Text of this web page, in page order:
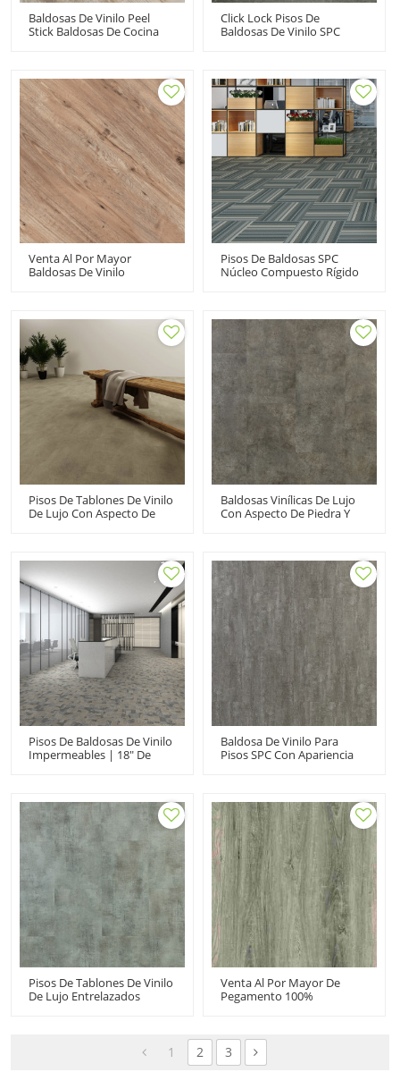
Baldosas De Vinilo Peel
Stick Baldosas De Cocina
Agua 6''x36'' HIF 21531
Click Lock Pisos De
Baldosas De Vinilo SPC
Aspecto De Piedra Fácil De
Limpiar UCT 6015
Venta Al Por Mayor
Baldosas De Vinilo
Flexible Económico 6''x36''
HIF 21526
Pisos De Baldosas SPC
Núcleo Compuesto Rígido
Easy Clean Anti Slip HTS
8035
Pisos De Tablones De Vinilo
De Lujo Con Aspecto De
18''x24'' 4,0 Mm/0,3 Mm
Limpieza Fácil HTS 8018
Baldosas Vinílicas De Lujo
Con Aspecto De Piedra Y
La Decoloración Resistente
A Las Manchas 12''x24'' 3,0
Mm/0,3 Mm Antideslizante
HTS 8011
Pisos De Baldosas De Vinilo
Impermeables | 18" De
En Pisos De Vinilo Alfombra
Diseño HTS 8031
Baldosa De Vinilo Para
Pisos SPC Con Apariencia
Instalación Fácil Instalación
De Bricolaje
Mantenimiento Sin
Esfuerzo Comodidad HTS
8010
Pisos De Tablones De Vinilo
De Lujo Entrelazados
Mm/0,3 Mm Antideslizante
Venta Al Por Mayor De
Pegamento 100%
Pegamento De 2MM A La
Venta | Baldosas De Vinilo
Baratas Para Uso
1 2 3